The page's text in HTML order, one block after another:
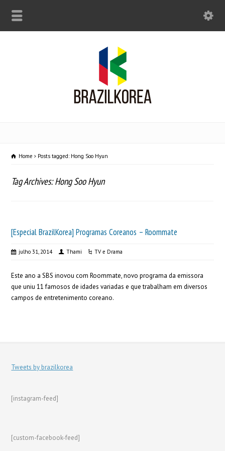
Home Posts tagged: Hong Soo Hyun
Tag Archives: Hong Soo Hyun
[Especial BrazilKorea] Programas Coreanos – Roommate
julho 31, 2014 Thami TV e Drama
Este ano a SBS inovou com Roommate, novo programa da emissora
que uniu 11 famosos de idades variadas e que trabalham em diversos
campos de entretenimento coreano.
Tweets by brazilkorea
[instagram-feed]
[custom-facebook-feed]